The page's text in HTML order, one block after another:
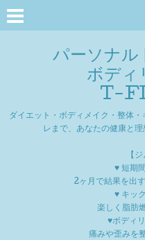
パーソナル
ボディ
T-
ダイエット・ボディメイク・整体
レまで、あなたの健康と
【
♥ 短期
2ヶ月で結果を出
♥ キッ
楽しく脂肪
♥ボディ
痛みや歪みを